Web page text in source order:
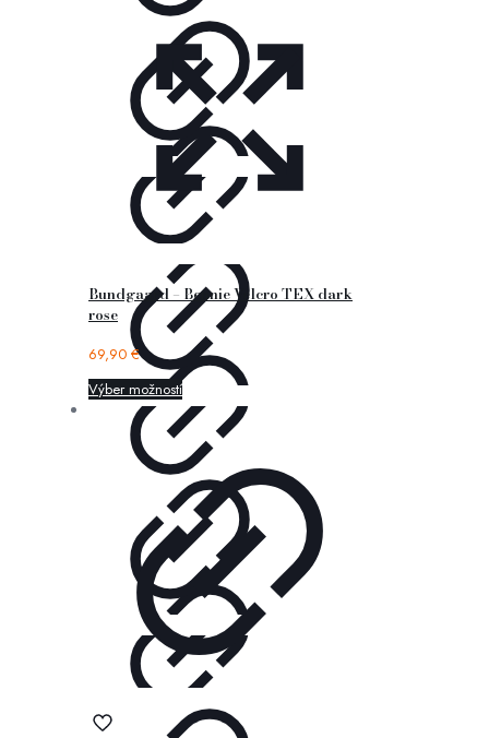
Bundgaard – Bennie Velcro TEX dark
rose
69,90 €
Výber možností